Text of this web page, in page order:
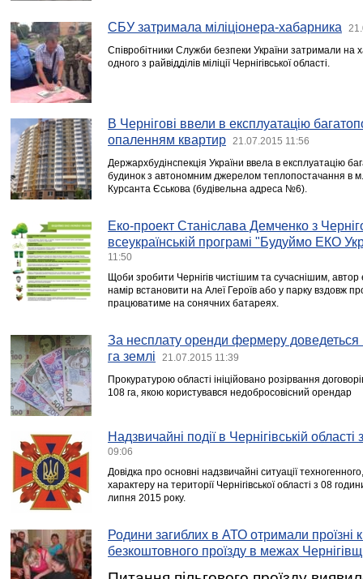
СБУ затримала міліціонера-хабарника
Співробітники Служби безпеки України затримали на
одного з райвідділів міліції Чернігівської області.
В Чернігові ввели в експлуатацію
опаленням квартир
21.07.2015 11:56
Держархбудінспекція України ввела в експлуатацію
будинок з автономним джерелом теплопостачання в м.
Курсанта Єськова (будівельна адреса №6).
Еко-проект Станіслава Демченко з
всеукраїнській програмі "Будуймо ЕКО
11:50
Щоби зробити Чернігів чистішим та сучаснішим, автор
намір встановити на Алеї Героїв або у парку вздовж
працюватиме на сонячних батареях.
За несплату оренди фермеру
га землі
21.07.2015 11:39
Прокуратурою області ініційовано розірвання
108 га, якою користувався недобросовісний орендар
Надзвичайні події в Чернігівській
09:06
Довідка про основні надзвичайні ситуації
характеру на території Чернігівської області з 08
липня 2015 року.
Родини загиблих в АТО отримали проїзні
безкоштовного проїзду в межах